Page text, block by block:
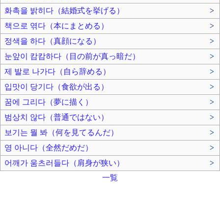
화촉을 밝히다（結婚式を挙げる）
>
책으로 엮다（本にまとめる）
>
정색을 하다（真顔になる）
>
눈앞이 캄캄하다（目の前が真っ暗だ）
>
제 발로 나가다（自ら辞める）
>
입맛이 당기다（食欲が出る）
>
꿈에 그리다（夢に描く）
>
범상치 않다（普通ではない）
>
보기는 뭘 봐（何を見てるんだ）
>
영 아니다（全然だめだ）
>
어깨가 움츠러들다（肩身が狭い）
>
一覧